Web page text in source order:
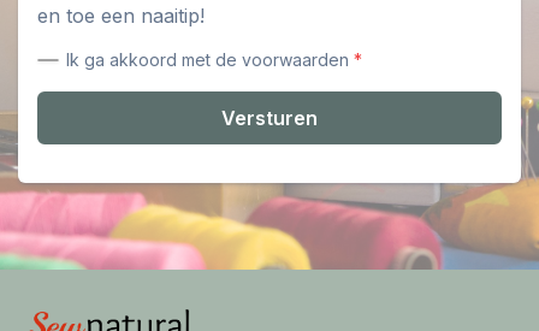
en toe een naaitip!
Ik ga akkoord met de voorwaarden
Versturen